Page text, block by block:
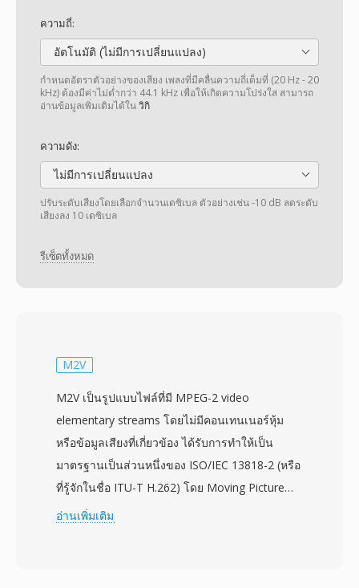
ความถี่:
อัตโนมัติ (ไม่มีการเปลี่ยนแปลง)
กำหนดอัตราตัวอย่างของเสียง เพลงที่มีคลื่นความถี่เต็มที่ (20 Hz - 20
kHz) ต้องมีค่าไม่ต่ำกว่า 44.1 kHz เพื่อให้เกิดความโปร่งใส สามารถ
อ่านข้อมูลเพิ่มเติมได้ในวิกิ
ความดัง:
ไม่มีการเปลี่ยนแปลง
ปรับระดับเสียงโดยเลือกจำนวนเดซิเบล ตัวอย่างเช่น -10 dB ลดระดับ
เสียงลง 10 เดซิเบล
รีเซ็ตทั้งหมด
M2V
M2V เป็นรูปแบบไฟล์ที่มี MPEG-2 video
elementary streams โดยไม่มีคอนเทนเนอร์หุ้ม
หรือข้อมูลเสียงที่เกี่ยวข้อง ได้รับการทำให้เป็น
มาตรฐานเป็นส่วนหนึ่งของ ISO/IEC 13818-2 (หรือ
ที่รู้จักในชื่อ ITU-T H.262) โดย Moving Picture
Experts Group ในปี 1995 M2V จัดเก็บวิดีโอบีบอัด
อ่านเพิ่มเติม